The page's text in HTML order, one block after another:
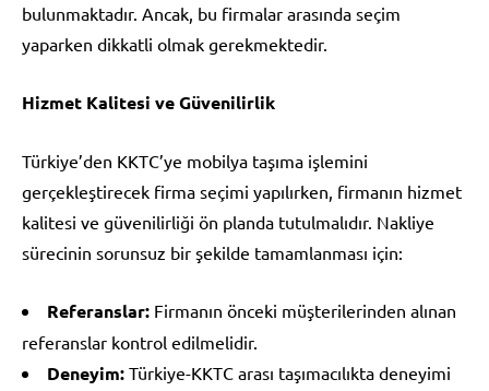
bulunmaktadır. Ancak, bu firmalar arasında seçim
yaparken dikkatli olmak gerekmektedir.
Hizmet Kalitesi ve Güvenilirlik
Türkiye’den KKTC’ye mobilya taşıma işlemini
gerçekleştirecek firma seçimi yapılırken, firmanın hizmet
kalitesi ve güvenilirliği ön planda tutulmalıdır. Nakliye
sürecinin sorunsuz bir şekilde tamamlanması için:
Referanslar: Firmanın önceki müşterilerinden alınan
referanslar kontrol edilmelidir.
Deneyim: Türkiye-KKTC arası taşımacılıkta deneyimi